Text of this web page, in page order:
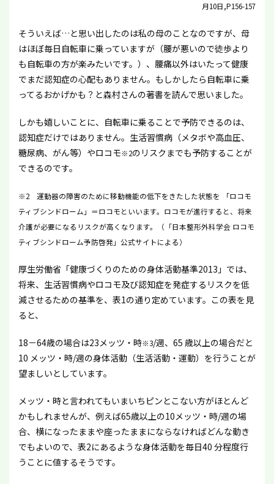
月10日,P156-157
そういえば…と思い出したのは私の母のことなのですが、母
はほぼ毎日自転車に乗っていますが（腰が悪いので徒歩より
も自転車の方が楽みたいです。）、腰痛以外はいたって健康
でまだ認知症の心配もありません。もしかしたら自転車に乗
ってるおかげかも？と森村さんの著書を読んで思いました。
しかも嬉しいことに、自転車に乗ることで予防できるのは、
認知症だけではありません。生活習慣病（メタボや高血圧、
糖尿病、がん等）やロコモ※2のリスクまでも予防することが
できるのです。
※2 運動器の障害のために移動機能の低下をきたした状態を 「ロコモ
ティブシンドローム」＝ロコモといいます。ロコモが進行すると、将来
介護が必要になるリスクが高くなります。（「日本整形外科学会 ロコモ
ティブシンドローム予防啓発」公式サイトによる）
厚生労働省「健康づくりのための身体活動基準2013」では、
将来、生活習慣病やロコモ及び認知症を発症するリスクを低
減させるための基準を、表1の通り定めています。この表を見
ると、
18－64歳の場合は23メッツ・時※3/週、65 歳以上の場合だと
10 メッツ・時/週の身体活動（生活活動・運動）を行うことが
望ましいとしています。
メッツ・時と言われてもいまいちピンとこない方がほとんど
かもしれませんが、例えば65歳以上の10メッツ・時/週の場
合、横になったままや座ったままにならなければどんな動き
でもよいので、表2にあるような身体活動を毎日40 分程度行
うことに値するそうです。